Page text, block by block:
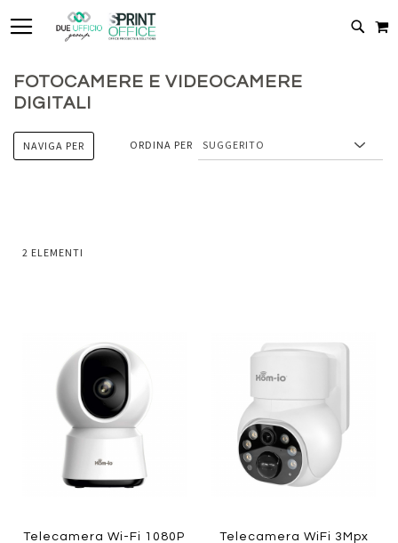
CERCA
FOTOCAMERE E VIDEOCAMERE
DIGITALI
2 ELEMENTI
ORDINA PER
Aggiungi
Telecamera Wi-Fi 1080P
Aggiungi
Telecamera WiFi 3Mpx
NAVIGA PER